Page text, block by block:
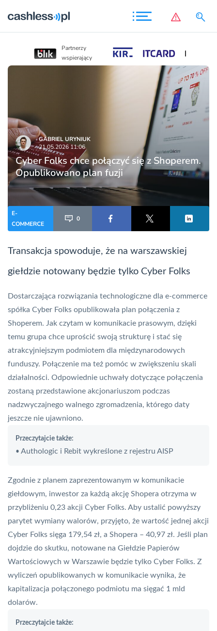
Partnerzy
wspierający
GABRIEL URYNIUK
21.05.2026 11:06
Cyber Folks chce połączyć się z Shoperem.
Opublikowano plan fuzji
E-
COMMERCE
0
Transakcja spowoduje, że na warszawskiej
giełdzie notowany będzie tylko Cyber Folks
Dostarczająca rozwiązania technologiczne dla e-commerce
spółka Cyber Folks opublikowała plan połączenia z
Shoperem. Jak czytam w komunikacie prasowym, dzięki
temu grupa chce uprościć swoją strukturę i stać się
atrakcyjniejszym podmiotem dla międzynarodowych
funduszy. Połączenie ma też pomóc w zwiększeniu skali
działalności. Odpowiednie uchwały dotyczące połączenia
zostaną przedstawione akcjonariuszom podczas
nadzwyczajnego walnego zgromadzenia, którego daty
jeszcze nie ujawniono.
Przeczytajcie także:
• Authologic i Rebit wykreślone z rejestru AISP
Zgodnie z planem zaprezentowanym w komunikacie
giełdowym, inwestor za każdą akcję Shopera otrzyma w
przybliżeniu 0,23 akcji Cyber Folks. Aby ustalić powyższy
parytet wymiany walorów, przyjęto, że wartość jednej akcji
Cyber Folks sięga 179,54 zł, a Shopera – 40,97 zł. Jeśli plan
dojdzie do skutku, notowane na Giełdzie Papierów
Wartościowych w Warszawie będzie tylko Cyber Folks. Z
wyliczeń opublikowanych w komunikacie wynika, że
kapitalizacja połączonego podmiotu ma sięgać 1 mld
dolarów.
Przeczytajcie także: